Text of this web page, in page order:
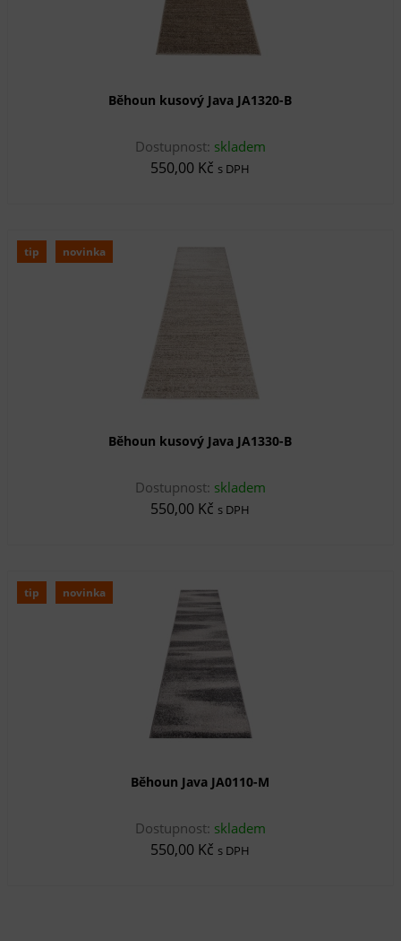
Běhoun kusový Java JA1320-B
Dostupnost: skladem
550,00 Kč s DPH
tip novinka
Běhoun kusový Java JA1330-B
Dostupnost: skladem
550,00 Kč s DPH
tip novinka
Běhoun Java JA0110-M
Dostupnost: skladem
550,00 Kč s DPH